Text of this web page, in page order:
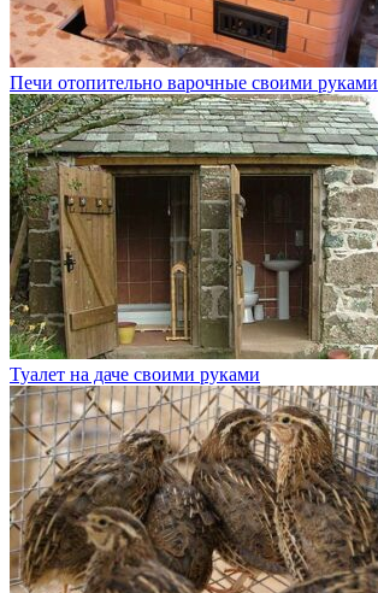
Печи отопительно варочные своими руками
Туалет на даче своими руками